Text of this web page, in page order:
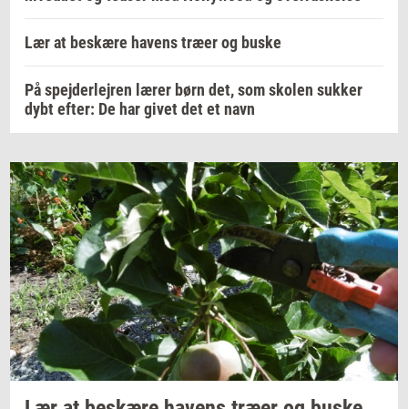
Lær at beskære havens træer og buske
På spejderlejren lærer børn det, som skolen sukker
dybt efter: De har givet det et navn